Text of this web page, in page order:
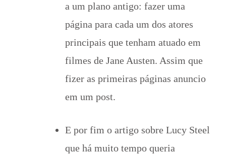
a um plano antigo: fazer uma
página para cada um dos atores
principais que tenham atuado em
filmes de Jane Austen. Assim que
fizer as primeiras páginas anuncio
em um post.
E por fim o artigo sobre Lucy Steel
que há muito tempo queria